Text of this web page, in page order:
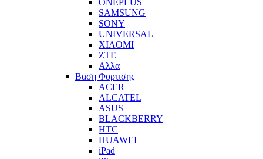
ONEPLUS
SAMSUNG
SONY
UNIVERSAL
XIAOMI
ZTE
Αλλα
Βαση Φορτισης
ACER
ALCATEL
ASUS
BLACKBERRY
HTC
HUAWEI
iPad